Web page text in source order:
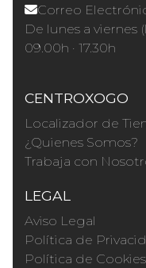
Correo
De lunes a viernes
09.00h · 17.30h
CENTROXOGO
Localizador de
¿Quienes Somos?
Trabaja con
LEGAL
Aviso Legal
Política de
Política de Cookies